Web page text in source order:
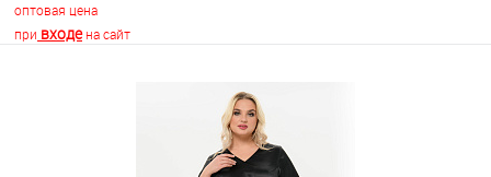
оптовая цена
при входена сайт
В корзину